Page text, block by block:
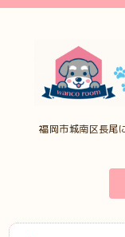
福岡市城南区長尾